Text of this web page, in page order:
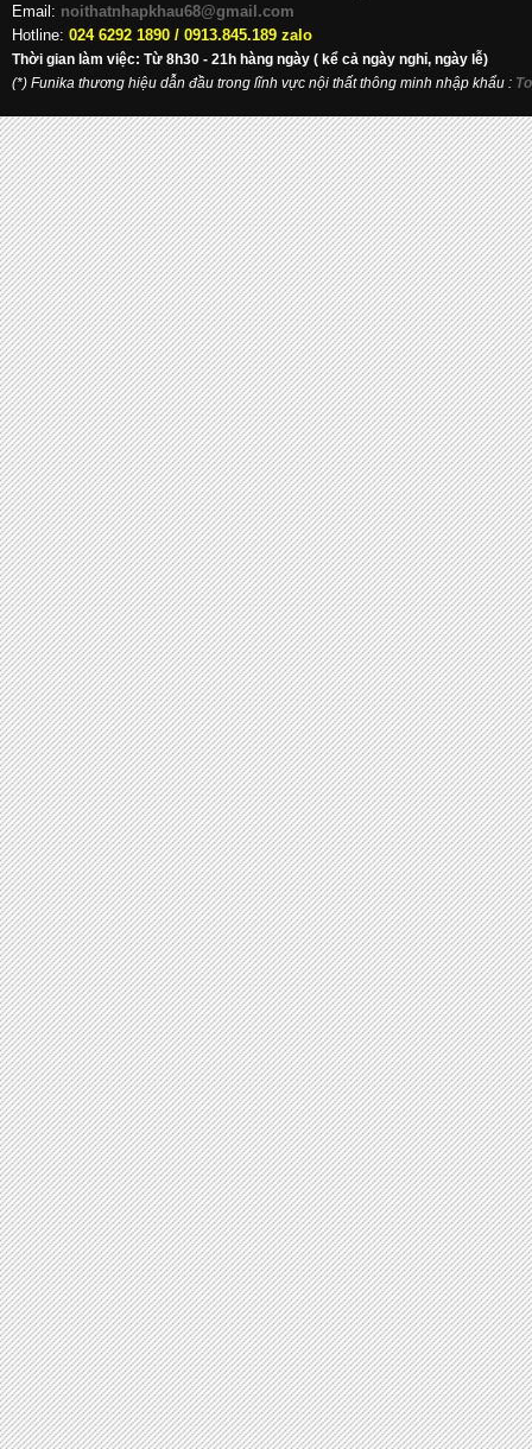
Email: noithatnhapkhau68@gmail.com
Hotline: 024 6292 1890 / 0913.845.189 zalo
Thời gian làm việc: Từ 8h30 - 21h hàng ngày ( kể cả ngày nghỉ, ngày lễ)
(*) Funika thương hiệu dẫn đầu trong lĩnh vực nội thất thông minh nhập khẩu :